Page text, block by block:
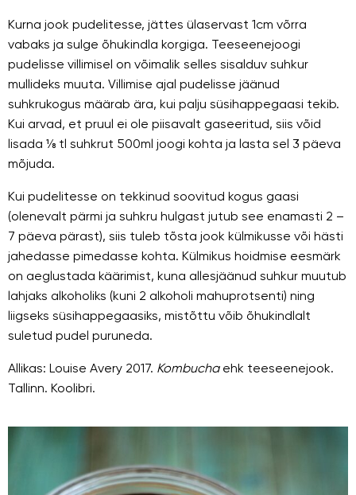
Kurna jook pudelitesse, jättes ülaservast 1cm võrra
vabaks ja sulge õhukindla korgiga. Teeseenejoogi
pudelisse villimisel on võimalik selles sisalduv suhkur
mullideks muuta. Villimise ajal pudelisse jäänud
suhkrukogus määrab ära, kui palju süsihappegaasi tekib.
Kui arvad, et pruul ei ole piisavalt gaseeritud, siis võid
lisada ⅛ tl suhkrut 500ml joogi kohta ja lasta sel 3 päeva
mõjuda.
Kui pudelitesse on tekkinud soovitud kogus gaasi
(olenevalt pärmi ja suhkru hulgast jutub see enamasti 2 –
7 päeva pärast), siis tuleb tõsta jook külmikusse või hästi
jahedasse pimedasse kohta. Külmikus hoidmise eesmärk
on aeglustada käärimist, kuna allesjäänud suhkur muutub
lahjaks alkoholiks (kuni 2 alkoholi mahuprotsenti) ning
liigseks süsihappegaasiks, mistõttu võib õhukindlalt
suletud pudel puruneda.
Allikas: Louise Avery 2017. Kombucha ehk teeseenejook.
Tallinn. Koolibri.